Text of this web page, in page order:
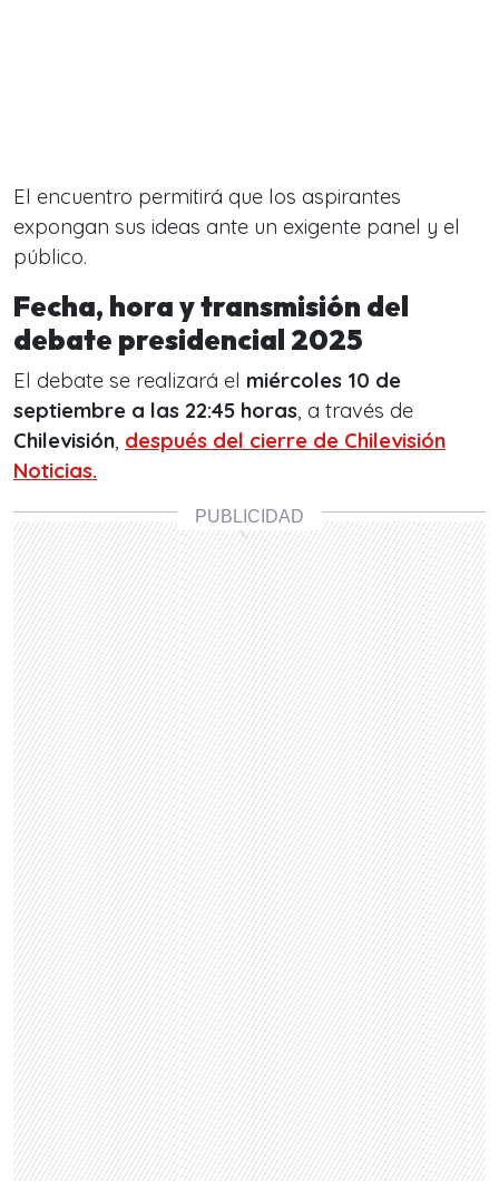
El encuentro permitirá que los aspirantes
expongan sus ideas ante un exigente panel y el
público.
Fecha, hora y transmisión del
debate presidencial 2025
El debate se realizará el miércoles 10 de
septiembre a las 22:45 horas, a través de
Chilevisión, después del cierre de Chilevisión
Noticias.